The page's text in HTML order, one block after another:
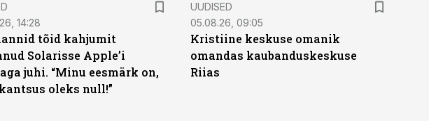
14:28
tõid kahjumit
Solarisse Apple’i
juhi. “Minu eesmärk on,
oleks null!”
UUDISED
05.08.26, 09:05
Kristiine keskuse omanik
omandas kaubanduskeskuse
Riias